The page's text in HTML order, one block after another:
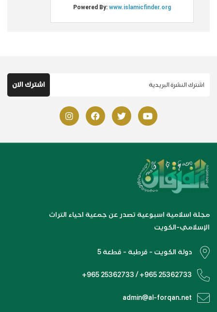
مجلة اسلامية اسبوعية تصدر عن جمعية احياء التراث
الإسلامي-الكويت
دولة الكويت - قرطبة - قطعة 5
+965 25362733 / +965 25362733
admin@al-forqan.net